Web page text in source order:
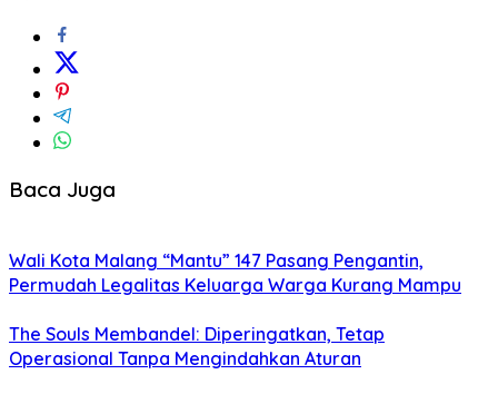
Baca Juga
Wali Kota Malang “Mantu” 147 Pasang Pengantin,
Permudah Legalitas Keluarga Warga Kurang Mampu
The Souls Membandel: Diperingatkan, Tetap
Operasional Tanpa Mengindahkan Aturan